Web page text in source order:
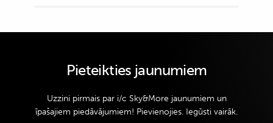
Pieteikties jaunumiem
Uzzini pirmais par i/c Sky&More jaunumiem un
īpašajiem piedāvājumiem! Pievienojies. Iegūsti vairāk.